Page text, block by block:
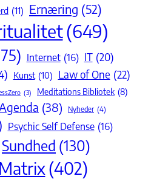
(11) Ernæring (52)
(649)
Internet (16) IT (20)
Kunst (10) Law of One (22)
(3) Meditations Bibliotek (8)
(38) Nyheder (4)
Psychic Self Defense (16)
Sundhed (130)
(402)